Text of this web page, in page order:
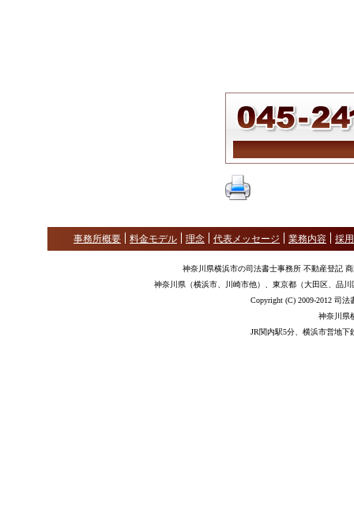
事務所概要 料金モデル 理念 代表メッセージ 業務内容 採
神奈川県横浜市の司法書士事務所 不動産登記
神奈川県（横浜市、川崎市他）、東京都（大田区、品
Copyright (C) 2009-2012 司
神奈川県
JR関内駅5分、横浜市営地